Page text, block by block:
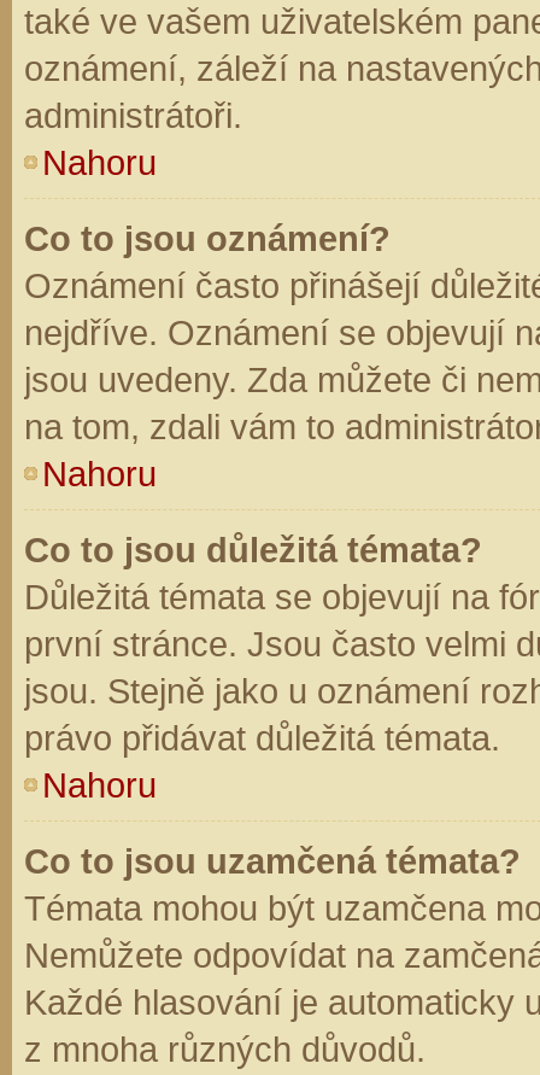
také ve vašem uživatelském
oznámení, záleží na
administrátoři.
Nahoru
Co to jsou oznámení?
Oznámení často přinášejí
nejdříve. Oznámení se objevují
jsou uvedeny. Zda můžete či
na tom, zdali vám to
Nahoru
Co to jsou důležitá témata?
Důležitá témata se objevují na
první stránce. Jsou často velmi
jsou. Stejně jako u oznámení
právo přidávat důležitá témata.
Nahoru
Co to jsou uzamčená témata?
Témata mohou být uzamčena
Nemůžete odpovídat na
Každé hlasování je automaticky
z mnoha různých důvodů.